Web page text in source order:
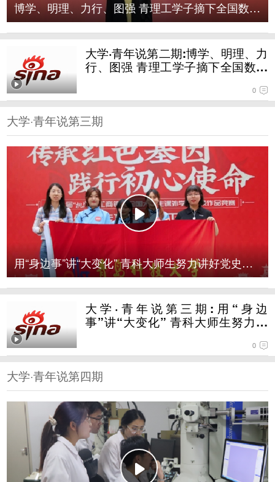
博学、明理、力行、图强 青理工学子摘下全国数模竞
大学·青年说第二期:博学、明理、力
行、图强 青理工学子摘下全国数模
0
大学·青年说第三期
大学·青年说第三期:用“身边事”讲“大变化” 青科大师生
努力讲好党史这门“必修课”
用“身边事”讲“大变化” 青科大师生努力讲好党史这门“
大学·青年说第三期:用“身边
事”讲“大变化” 青科大师生努力讲
0
大学·青年说第四期
大学·青年说第四期:向先进陶瓷材料精密制作进军 青
科大为行业技术升级吹来"新春风"